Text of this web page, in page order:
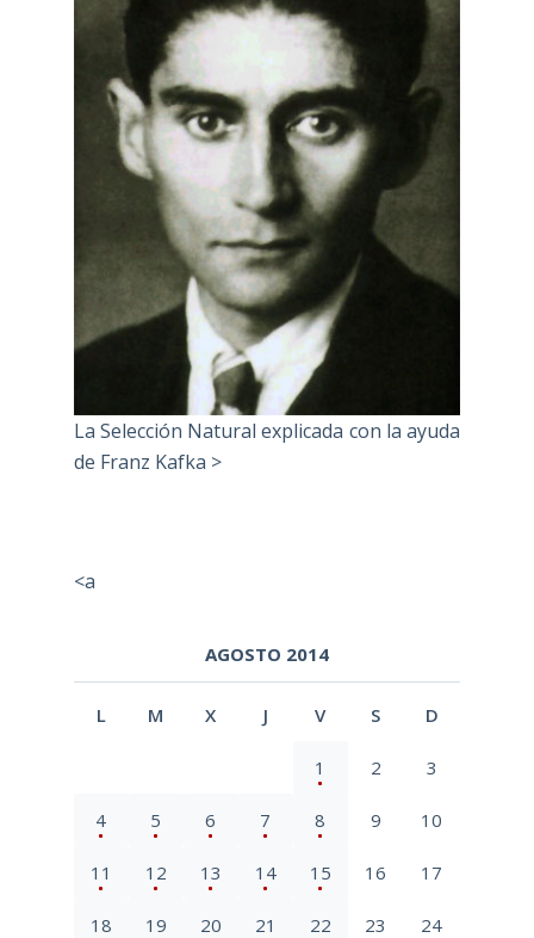
La Selección Natural explicada con la ayuda
de Franz Kafka >
<a
AGOSTO 2014
L M X J V S D
1 2 3
4 5 6 7 8 9 10
11 12 13 14 15 16 17
18 19 20 21 22 23 24